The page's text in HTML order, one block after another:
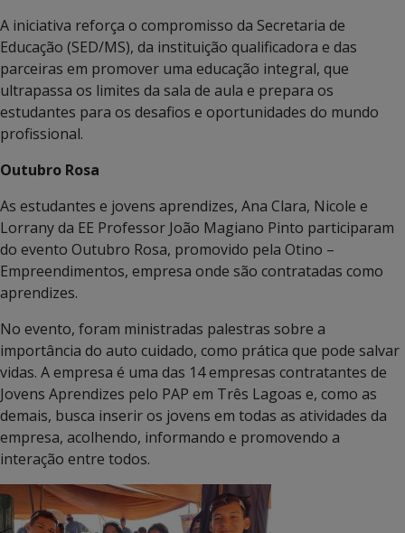
A iniciativa reforça o compromisso da Secretaria de
Educação (SED/MS), da instituição qualificadora e das
parceiras em promover uma educação integral, que
ultrapassa os limites da sala de aula e prepara os
estudantes para os desafios e oportunidades do mundo
profissional.
Outubro Rosa
As estudantes e jovens aprendizes, Ana Clara, Nicole e
Lorrany da EE Professor João Magiano Pinto participaram
do evento Outubro Rosa, promovido pela Otino –
Empreendimentos, empresa onde são contratadas como
aprendizes.
No evento, foram ministradas palestras sobre a
importância do auto cuidado, como prática que pode salvar
vidas. A empresa é uma das 14 empresas contratantes de
Jovens Aprendizes pelo PAP em Três Lagoas e, como as
demais, busca inserir os jovens em todas as atividades da
empresa, acolhendo, informando e promovendo a
interação entre todos.